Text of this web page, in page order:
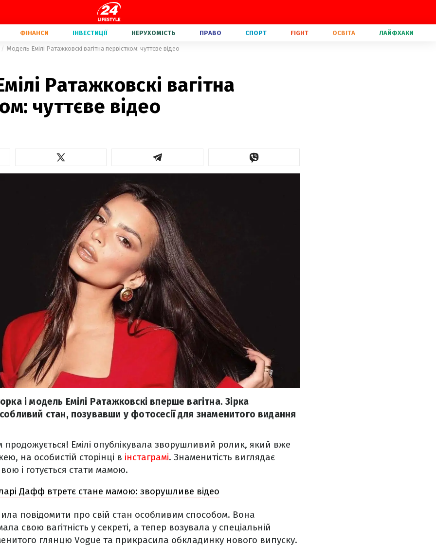
ФІНАНСИ ІНВЕСТИЦІЇ НЕРУХОМІСТЬ ПРАВО СПОРТ FIGHT ОСВІТА ЛАЙФХАКИ
Модель Емілі Ратажковскі вагітна первістком: чуттєве відео
Ратажковскі вагітна
чуттєве відео
і модель Емілі Ратажковскі вперше вагітна. Зірка
стан, позувавши у фотосесії для знаменитого видання
продожується! Емілі опублікувала зворушливий ролик, який вже
на особистій сторінці в інстаграмі. Знаменитість виглядає
і готується стати мамою.
Дафф втретє стане мамою: зворушливе відео
повідомити про свій стан особливим способом. Вона
свою вагітність у секреті, а тепер возувала у спеціальній
глянцю Vogue та прикрасила обкладинку нового випуску.